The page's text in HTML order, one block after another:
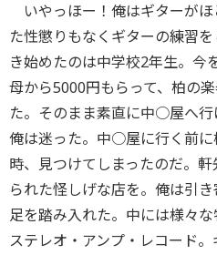
いやっほー！俺はギターが
た性懲りもなくギターの練習
き始めたのは中学校2年生。今
母から5000円もらって、柏の
た。そのまま素直に中○屋へ
俺は迷った。中○屋に行く前
時、見つけてしまったのだ。
られた怪しげな店を。俺は引
足を踏み入れた。中には様々
ステレオ・アンプ・レコード